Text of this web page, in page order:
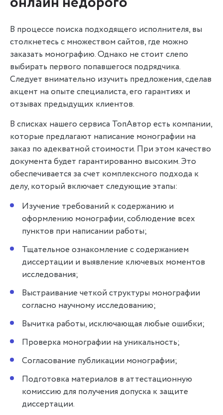
В процессе поиска подходящего исполнителя, вы
столкнетесь с множеством сайтов, где можно
заказать монографию. Однако не стоит слепо
выбирать первого попавшегося подрядчика.
Следует внимательно изучить предложения, сделав
акцент на опыте специалиста, его гарантиях и
отзывах предыдущих клиентов.
В списках нашего сервиса ТопАвтор есть компании,
которые предлагают написание монографии на
заказ по адекватной стоимости. При этом качество
документа будет гарантированно высоким. Это
обеспечивается за счет комплексного подхода к
делу, который включает следующие этапы:
Изучение требований к содержанию и
оформлению монографии, соблюдение всех
пунктов при написании работы;
Тщательное ознакомление с содержанием
диссертации и выявление ключевых моментов
исследования;
Выстраивание четкой структуры монографии
согласно научному исследованию;
Вычитка работы, исключающая любые ошибки;
Проверка монографии на уникальность;
Согласование публикации монографии;
Подготовка материалов в аттестационную
комиссию для получения допуска к защите
диссертации.